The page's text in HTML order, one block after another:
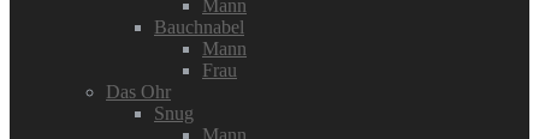
Mann
Bauchnabel
Mann
Frau
Das Ohr
Snug
Mann